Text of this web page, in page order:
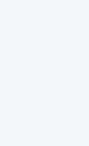
Bitcoin,
marche !
Dans le monde
virtuelle, un trésor
créateur en or,